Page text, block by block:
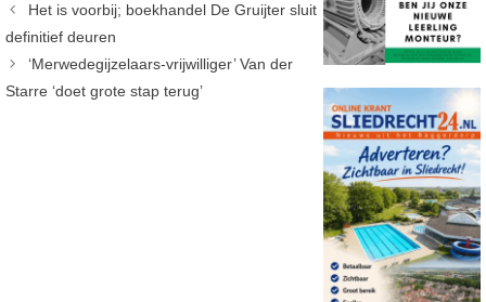
Het is voorbij; boekhandel De Gruijter sluit
definitief deuren
‘Merwedegijzelaars-vrijwilliger’ Van der
Starre ‘doet grote stap terug’